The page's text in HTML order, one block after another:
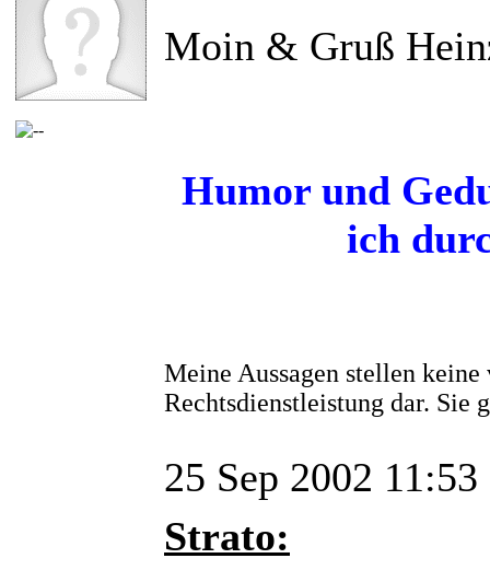
Moin & Gruß
Humor und
ich
Meine Aussagen stellen
Rechtsdienstleistung dar. Sie
25 Sep 2002 11:53
Strato: